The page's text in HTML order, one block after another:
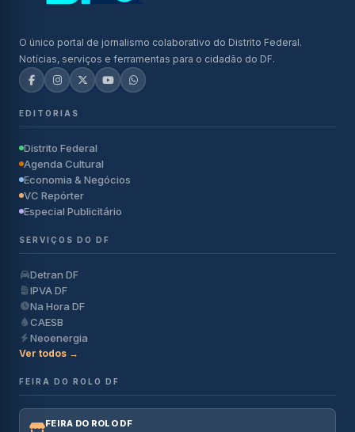
O único portal de jornalismo colaborativo do Distrito Federal.
Notícias, serviços e ferramentas para o cidadão do DF.
EDITORIAS
Distrito Federal
Agenda Cultural
Economia & Negócios
VC Repórter
Especial Publicitário
SERVIÇOS DO DF
Detran DF
IPVA DF
Na Hora DF
CAESB
Neoenergia
Ver todos →
FEIRA DO ROLO DF
FEIRA DO ROLO DF